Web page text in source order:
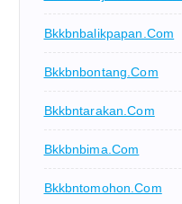
Bkkbnbalikpapan.com
Bkkbnbontang.com
Bkkbntarakan.com
Bkkbnbima.com
Bkkbntomohon.com